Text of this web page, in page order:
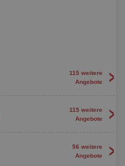
115 weitere
Angebote
>
115 weitere
Angebote
>
56 weitere
Angebote
>